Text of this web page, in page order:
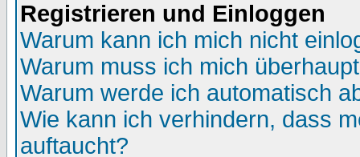
Registrieren und Einloggen
Warum kann ich mich nicht
Warum muss ich mich
Warum werde ich automatisch
Wie kann ich verhindern, dass
auftaucht?